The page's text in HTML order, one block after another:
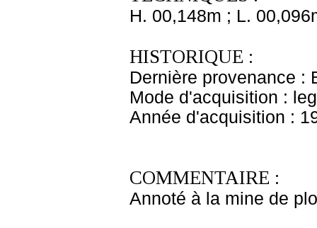
H. 00,148m ; L.
HISTORIQUE :
Dernière provenance :
Mode d'acquisition :
Année d'acquisition :
COMMENTAIRE :
Annoté à la mine de